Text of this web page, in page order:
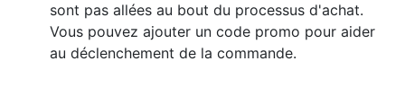
sont pas allées au bout du processus d'achat.
Vous pouvez ajouter un code promo pour aider
au déclenchement de la commande.